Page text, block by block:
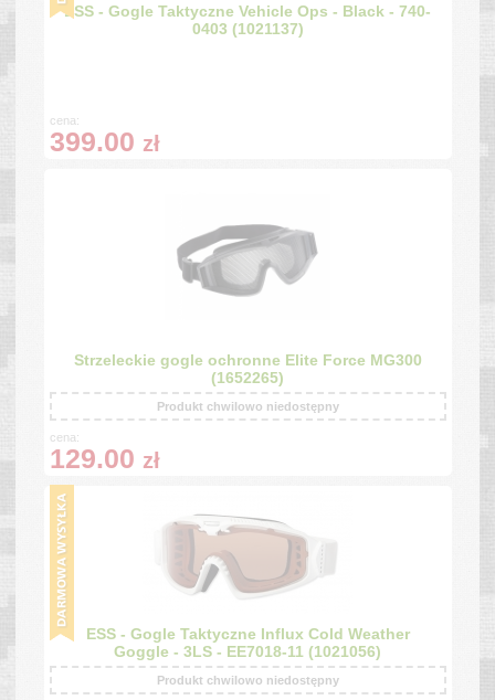
ESS - Gogle Taktyczne Vehicle Ops - Black - 740-
0403 (1021137)
cena:
399.00 zł
Strzeleckie gogle ochronne Elite Force MG300
(1652265)
Produkt chwilowo niedostępny
cena:
129.00 zł
ESS - Gogle Taktyczne Influx Cold Weather
Goggle - 3LS - EE7018-11 (1021056)
Produkt chwilowo niedostępny